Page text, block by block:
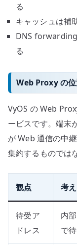
る
キャッシュは補
DNS
る
Web Proxy の
VyOS の Web
ービスです。端末
が Web 通信の中
集約するものでは
観点 考
待受ア
ドレス
内
で